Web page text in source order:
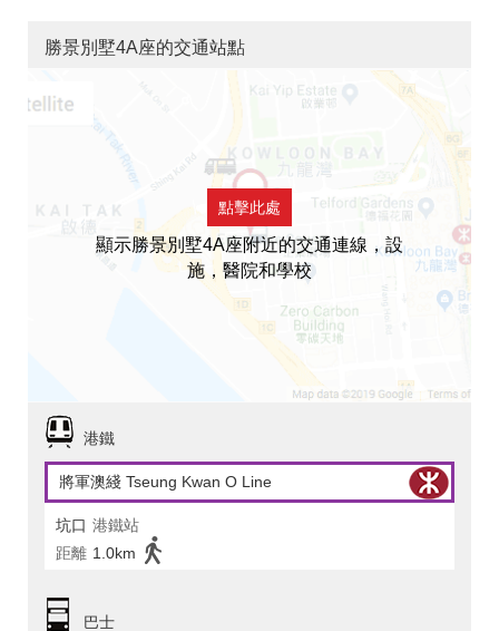
勝景別墅4A座的交通站點
點擊此處
顯示勝景別墅4A座附近的交通連線，設
施，醫院和學校
港鐵
將軍澳綫 Tseung Kwan O Line
坑口 港鐵站
距離 1.0km
巴士